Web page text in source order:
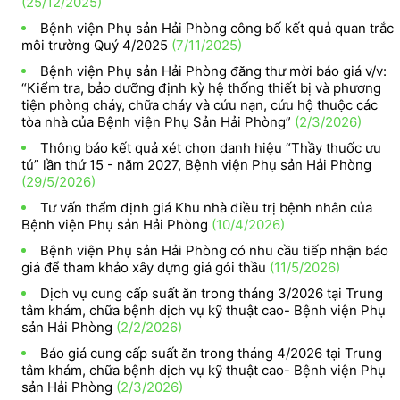
Bệnh viện Phụ sản Hải Phòng công bố kết quả quan trắc
môi trường Quý 4/2025 (7/11/2025)
Bệnh viện Phụ sản Hải Phòng đăng thư mời báo giá v/v:
“Kiểm tra, bảo dưỡng định kỳ hệ thống thiết bị và phương
tiện phòng cháy, chữa cháy và cứu nạn, cứu hộ thuộc các
tòa nhà của Bệnh viện Phụ Sản Hải Phòng” (2/3/2026)
Thông báo kết quả xét chọn danh hiệu “Thầy thuốc ưu
tú” lần thứ 15 - năm 2027, Bệnh viện Phụ sản Hải Phòng
(29/5/2026)
Tư vấn thẩm định giá Khu nhà điều trị bệnh nhân của
Bệnh viện Phụ sản Hải Phòng (10/4/2026)
Bệnh viện Phụ sản Hải Phòng có nhu cầu tiếp nhận báo
giá để tham khảo xây dựng giá gói thầu (11/5/2026)
Dịch vụ cung cấp suất ăn trong tháng 3/2026 tại Trung
tâm khám, chữa bệnh dịch vụ kỹ thuật cao- Bệnh viện Phụ
sản Hải Phòng (2/2/2026)
Báo giá cung cấp suất ăn trong tháng 4/2026 tại Trung
tâm khám, chữa bệnh dịch vụ kỹ thuật cao- Bệnh viện Phụ
sản Hải Phòng (2/3/2026)